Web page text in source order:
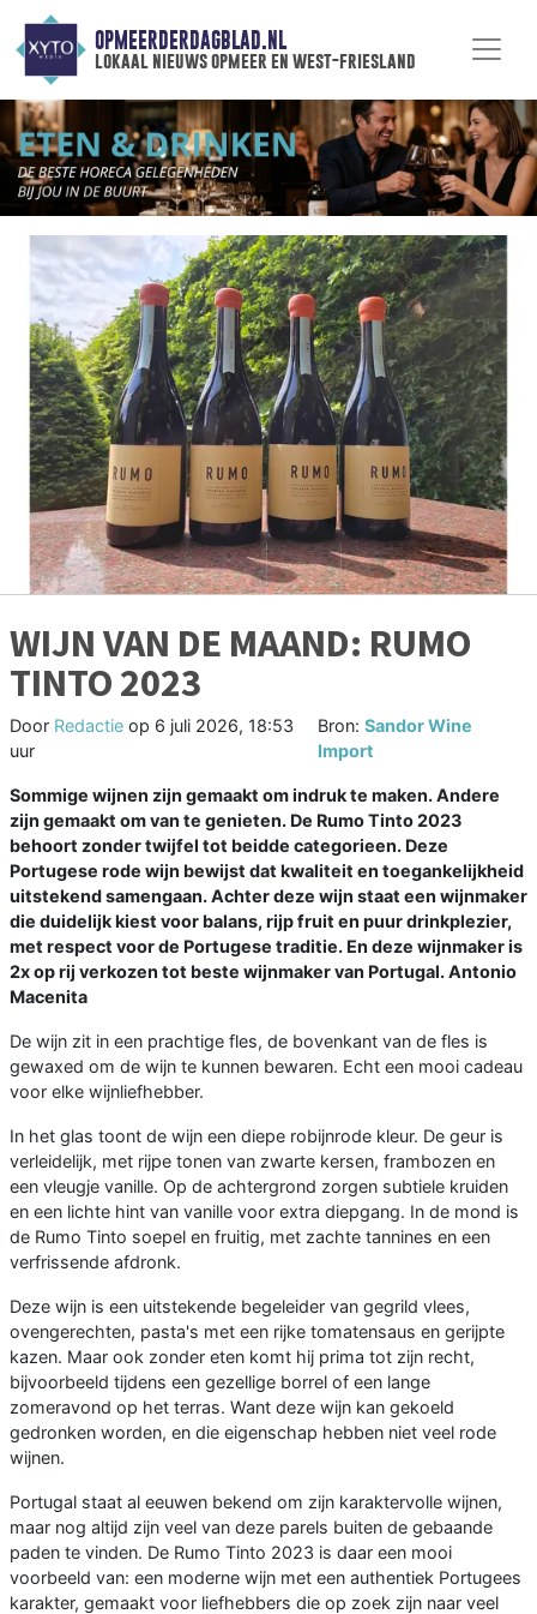
OPMEERDERDAGBLAD.NL
lokaal nieuws opmeer en west-friesland
WIJN VAN DE MAAND: RUMO
TINTO 2023
Door Redactie op 6 juli 2026, 18:53
uur
Bron: Sandor Wine
Import
Sommige wijnen zijn gemaakt om indruk te maken. Andere
zijn gemaakt om van te genieten. De Rumo Tinto 2023
behoort zonder twijfel tot beidde categorieen. Deze
Portugese rode wijn bewijst dat kwaliteit en toegankelijkheid
uitstekend samengaan. Achter deze wijn staat een wijnmaker
die duidelijk kiest voor balans, rijp fruit en puur drinkplezier,
met respect voor de Portugese traditie. En deze wijnmaker is
2x op rij verkozen tot beste wijnmaker van Portugal. Antonio
Macenita
De wijn zit in een prachtige fles, de bovenkant van de fles is
gewaxed om de wijn te kunnen bewaren. Echt een mooi cadeau
voor elke wijnliefhebber.
In het glas toont de wijn een diepe robijnrode kleur. De geur is
verleidelijk, met rijpe tonen van zwarte kersen, frambozen en
een vleugje vanille. Op de achtergrond zorgen subtiele kruiden
en een lichte hint van vanille voor extra diepgang. In de mond is
de Rumo Tinto soepel en fruitig, met zachte tannines en een
verfrissende afdronk.
Deze wijn is een uitstekende begeleider van gegrild vlees,
ovengerechten, pasta's met een rijke tomatensaus en gerijpte
kazen. Maar ook zonder eten komt hij prima tot zijn recht,
bijvoorbeeld tijdens een gezellige borrel of een lange
zomeravond op het terras. Want deze wijn kan gekoeld
gedronken worden, en die eigenschap hebben niet veel rode
wijnen.
Portugal staat al eeuwen bekend om zijn karaktervolle wijnen,
maar nog altijd zijn veel van deze parels buiten de gebaande
paden te vinden. De Rumo Tinto 2023 is daar een mooi
voorbeeld van: een moderne wijn met een authentiek Portugees
karakter, gemaakt voor liefhebbers die op zoek zijn naar veel